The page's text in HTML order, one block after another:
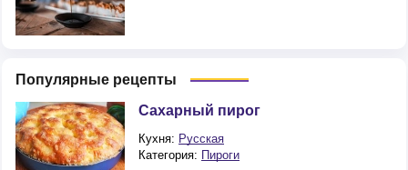
Популярные рецепты
Сахарный пирог
Кухня: Русская
Категория: Пироги